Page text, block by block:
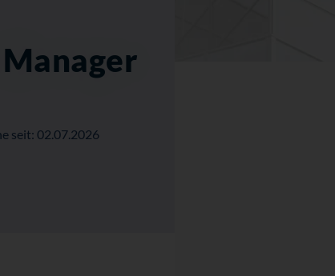
seit: 02.07.2026